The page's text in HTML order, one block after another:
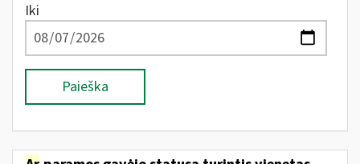
Iki
Paieška